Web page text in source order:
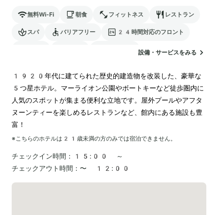
無料Wi-Fi 朝食 フィットネス レストラン
スパ バリアフリー 24時間対応のフロント
設備・サービスをみる
1920年代に建てられた歴史的建造物を改装した、豪華な
5つ星ホテル。マーライオン公園やボートキーなど徒歩圏内に
人気のスポットが集まる便利な立地です。屋外プールやアフタ
ヌーンティーを楽しめるレストランなど、館内にある施設も豊
富！
※こちらのホテルは 21 歳未満の方のみでは宿泊できません。
チェックイン時間：
15:00 ～
チェックアウト時間： 〜 12:00